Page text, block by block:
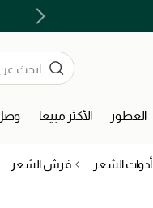
العطور الأكثر مبيعا وصل
أدوات الشعر فرش الشعر